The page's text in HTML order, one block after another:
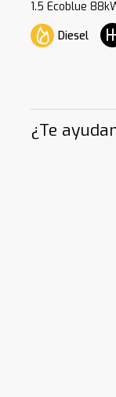
1.5 Ecoblue
Diesel
¿Te